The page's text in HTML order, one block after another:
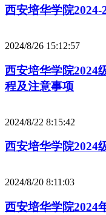
西安培华学院
2024/8/26 15:12:57
西安培华学院2024
程及注意事项
2024/8/22 8:15:42
西安培华学院2024
2024/8/20 8:11:03
西安培华学院2024